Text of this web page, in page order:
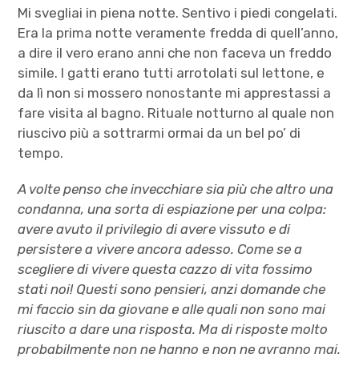
Mi svegliai in piena notte. Sentivo i piedi congelati.
Era la prima notte veramente fredda di quell’anno,
a dire il vero erano anni che non faceva un freddo
simile. I gatti erano tutti arrotolati sul lettone, e
da lì non si mossero nonostante mi apprestassi a
fare visita al bagno. Rituale notturno al quale non
riuscivo più a sottrarmi ormai da un bel po’ di
tempo.
A volte penso che invecchiare sia più che altro una
condanna, una sorta di espiazione per una colpa:
avere avuto il privilegio di avere vissuto e di
persistere a vivere ancora adesso. Come se a
scegliere di vivere questa cazzo di vita fossimo
stati noi! Questi sono pensieri, anzi domande che
mi faccio sin da giovane e alle quali non sono mai
riuscito a dare una risposta. Ma di risposte molto
probabilmente non ne hanno e non ne avranno mai.